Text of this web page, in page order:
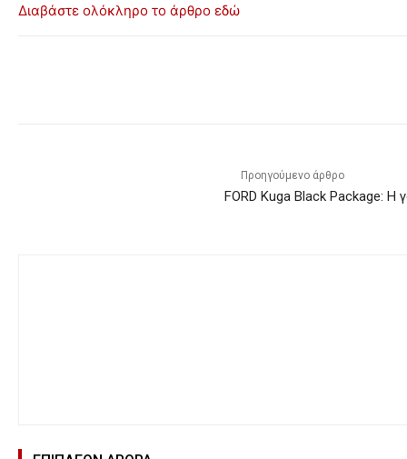
Διαβάστε ολόκληρο το άρθρο εδώ
Προηγούμενο άρθρο
FORD Kuga Black Package: Η